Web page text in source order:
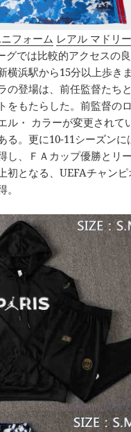
フォーム レアル マドリ
グでは比較的アクセスの
横浜駅から15分以上歩き
の登場は、前任監督たち
をもたらした。前監督の
ル・ カラーが変更されて
る。更に10-11シーズンに
し、ＦＡカップ優勝とリ
初となる、UEFAチャン